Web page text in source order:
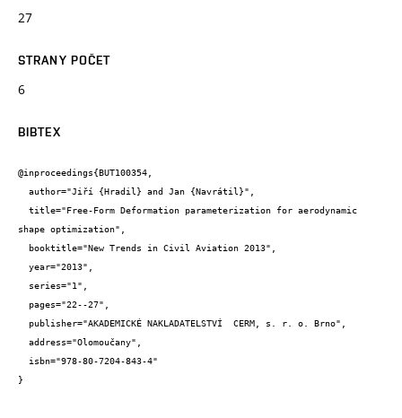
27
STRANY POČET
6
BIBTEX
@inproceedings{BUT100354,
shape optimization",
}